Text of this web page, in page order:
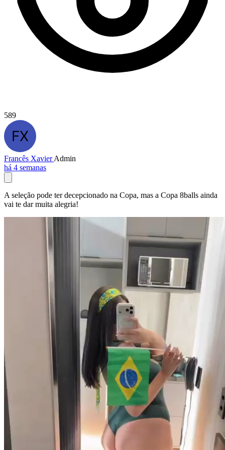
589
Francês XavierAdmin
há 4 semanas
A seleção pode ter decepcionado na Copa, mas a Copa 8balls ainda
vai te dar muita alegria!